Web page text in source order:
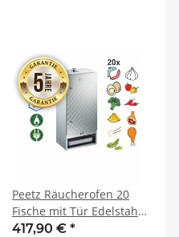
Peetz Räucherofen 20
Fische mit Tür Edelstahl
rostfrei kreismarmoriert
417,90 € *